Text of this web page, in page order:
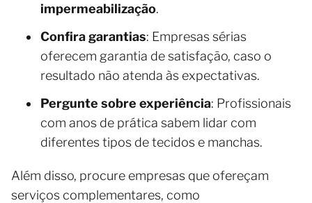
impermeabilização.
Confira garantias: Empresas sérias
oferecem garantia de satisfação, caso o
resultado não atenda às expectativas.
Pergunte sobre experiência: Profissionais
com anos de prática sabem lidar com
diferentes tipos de tecidos e manchas.
Além disso, procure empresas que ofereçam
serviços complementares, como